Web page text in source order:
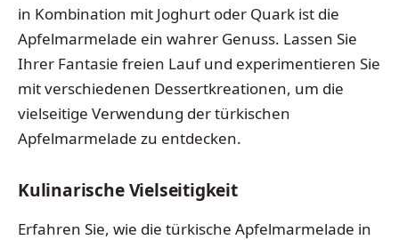
in Kombination mit Joghurt oder Quark ist die
Apfelmarmelade ein wahrer Genuss. Lassen Sie
Ihrer Fantasie freien Lauf und experimentieren Sie
mit verschiedenen Dessertkreationen, um die
vielseitige Verwendung der türkischen
Apfelmarmelade zu entdecken.
Kulinarische Vielseitigkeit
Erfahren Sie, wie die türkische Apfelmarmelade in